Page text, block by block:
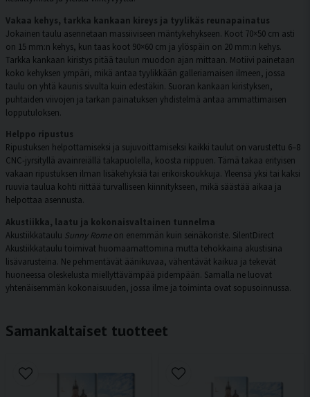
Vakaa kehys, tarkka kankaan kireys ja tyylikäs reunapainatus
Jokainen taulu asennetaan massiiviseen mäntykehykseen. Koot 70×50 cm asti
on 15 mm:n kehys, kun taas koot 90×60 cm ja ylöspäin on 20 mm:n kehys.
Tarkka kankaan kiristys pitää taulun muodon ajan mittaan. Motiivi painetaan
koko kehyksen ympäri, mikä antaa tyylikkään galleriamaisen ilmeen, jossa
taulu on yhtä kaunis sivulta kuin edestäkin. Suoran kankaan kiristyksen,
puhtaiden viivojen ja tarkan painatuksen yhdistelmä antaa ammattimaisen
lopputuloksen.
Helppo ripustus
Ripustuksen helpottamiseksi ja sujuvoittamiseksi kaikki taulut on varustettu 6–8
CNC-jyrsityllä avainreiällä takapuolella, koosta riippuen. Tämä takaa erityisen
vakaan ripustuksen ilman lisäkehyksiä tai erikoiskoukkuja. Yleensä yksi tai kaksi
ruuvia taulua kohti riittää turvalliseen kiinnitykseen, mikä säästää aikaa ja
helpottaa asennusta.
Akustiikka, laatu ja kokonaisvaltainen tunnelma
Akustiikkataulu Sunny Romeon enemmän kuin seinäkoriste. SilentDirect
Akustiikkataulu toimivat huomaamattomina mutta tehokkaina akustisina
lisävarusteina. Ne pehmentävät äänikuvaa, vähentävät kaikua ja tekevät
huoneessa oleskelusta miellyttävämpää pidempään. Samalla ne luovat
yhtenäisemmän kokonaisuuden, jossa ilme ja toiminta ovat sopusoinnussa.
Samankaltaiset tuotteet